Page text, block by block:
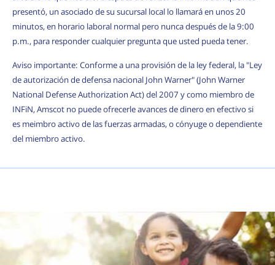
presentó, un asociado de su sucursal local lo llamará en unos 20
minutos, en horario laboral normal pero nunca después de la 9:00
p.m., para responder cualquier pregunta que usted pueda tener.
Aviso importante: Conforme a una provisión de la ley federal, la "Ley
de autorización de defensa nacional John Warner" (John Warner
National Defense Authorization Act) del 2007 y como miembro de
INFiN, Amscot no puede ofrecerle avances de dinero en efectivo si
es meimbro activo de las fuerzas armadas, o cónyuge o dependiente
del miembro activo.